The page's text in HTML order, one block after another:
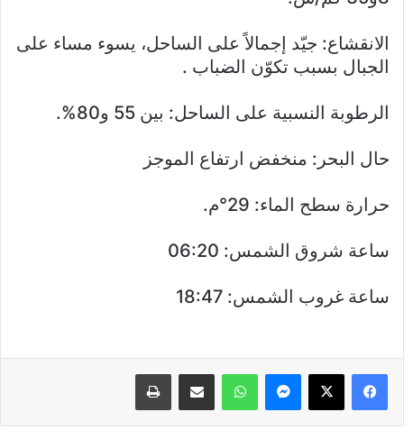
الانقشاع: جيّد إجمالاً على الساحل، يسوء مساء على
الجبال بسبب تكوّن الضباب .
الرطوبة النسبية على الساحل: بين 55 و80%.
حال البحر: منخفض ارتفاع الموجز
حرارة سطح الماء: 29°م.
ساعة شروق الشمس: 06:20
ساعة غروب الشمس: 18:47
فيسبوك X ماسنجر واتساب مشاركة عبر البريد طباعة